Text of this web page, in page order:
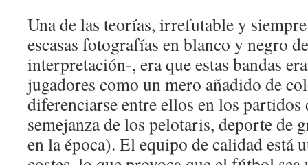
Una de las teorías, irrefutable y
escasas fotografías en blanco y negro
interpretación-, era que estas bandas
jugadores como un mero añadido de
diferenciarse entre ellos en los partidos
semejanza de los pelotaris, deporte de
en la época). El equipo de calidad está